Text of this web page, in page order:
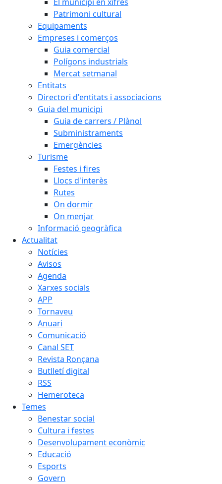
Patrimoni cultural
Equipaments
Empreses i comerços
Guia comercial
Polígons industrials
Mercat setmanal
Entitats
Directori d'entitats i associacions
Guia del municipi
Guia de carrers / Plànol
Subministraments
Emergències
Turisme
Festes i fires
Llocs d'interès
Rutes
On dormir
On menjar
Informació geogràfica
Actualitat
Notícies
Avisos
Agenda
Xarxes socials
APP
Tornaveu
Anuari
Comunicació
Canal SET
Revista Ronçana
Butlletí digital
RSS
Hemeroteca
Temes
Benestar social
Cultura i festes
Desenvolupament econòmic
Educació
Esports
Govern